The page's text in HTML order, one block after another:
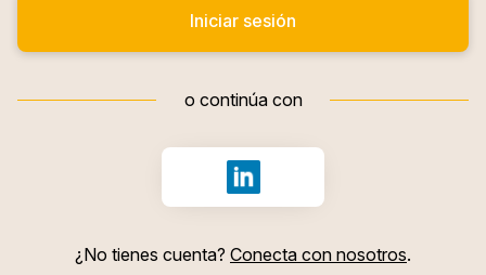
Iniciar sesión
o continúa con
Iniciar sesión con LinkedIn
¿No tienes cuenta? Conecta con nosotros.